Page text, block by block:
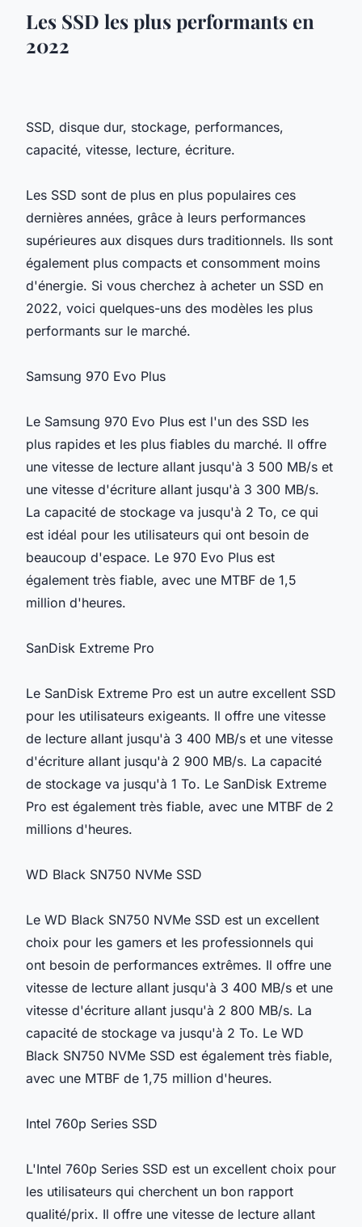
Les SSD les plus performants en
2022
SSD, disque dur, stockage, performances,
capacité, vitesse, lecture, écriture.
Les SSD sont de plus en plus populaires ces
dernières années, grâce à leurs performances
supérieures aux disques durs traditionnels. Ils sont
également plus compacts et consomment moins
d'énergie. Si vous cherchez à acheter un SSD en
2022, voici quelques-uns des modèles les plus
performants sur le marché.
Samsung 970 Evo Plus
Le Samsung 970 Evo Plus est l'un des SSD les
plus rapides et les plus fiables du marché. Il offre
une vitesse de lecture allant jusqu'à 3 500 MB/s et
une vitesse d'écriture allant jusqu'à 3 300 MB/s.
La capacité de stockage va jusqu'à 2 To, ce qui
est idéal pour les utilisateurs qui ont besoin de
beaucoup d'espace. Le 970 Evo Plus est
également très fiable, avec une MTBF de 1,5
million d'heures.
SanDisk Extreme Pro
Le SanDisk Extreme Pro est un autre excellent SSD
pour les utilisateurs exigeants. Il offre une vitesse
de lecture allant jusqu'à 3 400 MB/s et une vitesse
d'écriture allant jusqu'à 2 900 MB/s. La capacité
de stockage va jusqu'à 1 To. Le SanDisk Extreme
Pro est également très fiable, avec une MTBF de 2
millions d'heures.
WD Black SN750 NVMe SSD
Le WD Black SN750 NVMe SSD est un excellent
choix pour les gamers et les professionnels qui
ont besoin de performances extrêmes. Il offre une
vitesse de lecture allant jusqu'à 3 400 MB/s et une
vitesse d'écriture allant jusqu'à 2 800 MB/s. La
capacité de stockage va jusqu'à 2 To. Le WD
Black SN750 NVMe SSD est également très fiable,
avec une MTBF de 1,75 million d'heures.
Intel 760p Series SSD
L'Intel 760p Series SSD est un excellent choix pour
les utilisateurs qui cherchent un bon rapport
qualité/prix. Il offre une vitesse de lecture allant